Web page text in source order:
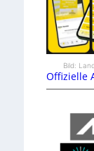
Bild:
Offizielle